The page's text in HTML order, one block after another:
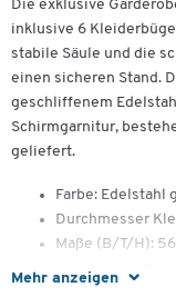
Mehr anzeigen
Die exklusive
inklusive 6
stabile Säule und die
einen sicheren Stand.
geschliffenem
Schirmgarnitur,
geliefert.
Farbe: Edelstahl
Durchmesser
Maße (B/T/H):
Gewicht: 11 kg